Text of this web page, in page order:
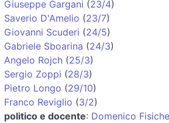
Giuseppe Gargani (23/4)
Saverio D'Amelio (23/7)
Giovanni Scuderi (24/5)
Gabriele Sboarina (24/3)
Angelo Rojch (25/3)
Sergio Zoppi (28/3)
Pietro Longo (29/10)
Franco Reviglio (3/2)
politico e docente: Domenico